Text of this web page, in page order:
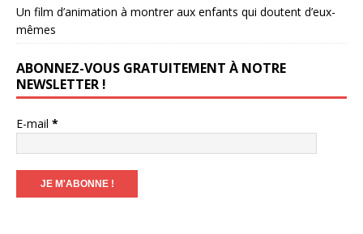
Un film d’animation à montrer aux enfants qui doutent d’eux-
mêmes
ABONNEZ-VOUS GRATUITEMENT À NOTRE
NEWSLETTER !
E-mail *